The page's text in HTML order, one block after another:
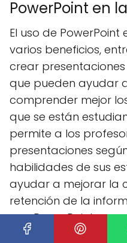
PowerPoint en
El uso de
varios beneficios,
crear
que pueden ayudar
comprender mejor
que se están
permite a los
presentaciones
habilidades de sus
ayudar a mejorar la
retención de la
que PowerPoint es
usar y accesible, lo